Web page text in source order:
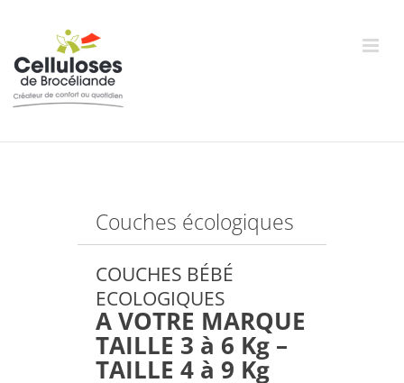
Couches écologiques
COUCHES BÉBÉ
ECOLOGIQUES
A VOTRE MARQUE
TAILLE 3 à 6 Kg –
TAILLE 4 à 9 Kg